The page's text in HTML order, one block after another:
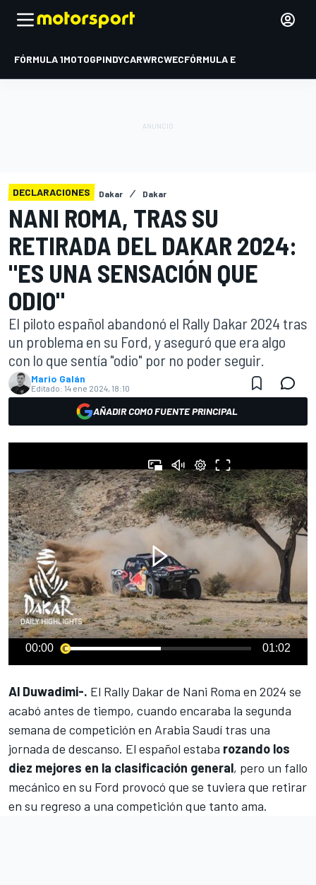
FÓRMULA 1MOTOGPINDYCARWRCWECFÓRMULA E
DECLARACIONES Dakar Dakar
NANI ROMA, TRAS SU
RETIRADA DEL DAKAR 2024:
"ES UNA SENSACIÓN QUE
ODIO"
El piloto español abandonó el Rally Dakar 2024 tras
un problema en su Ford, y aseguró que era algo
con lo que sentía "odio" por no poder seguir.
Mario Galán
Editado: 14 ene 2024, 18:10
AÑADIR COMO FUENTE PRINCIPAL
00:00 01:02
Al Duwadimi-. El Rally Dakarde Nani Roma en 2024 se
acabó antes de tiempo, cuando encaraba la segunda
semana de competición en Arabia Saudí tras una
jornada de descanso. El español estaba rozando los
diez mejores en la clasificación general, pero un fallo
mecánico en su Ford provocó que se tuviera que retirar
en su regreso a una competición que tanto ama.